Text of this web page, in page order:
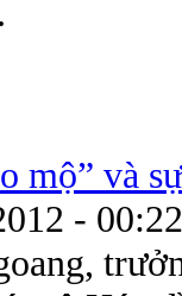
mộ” và
- 00:22